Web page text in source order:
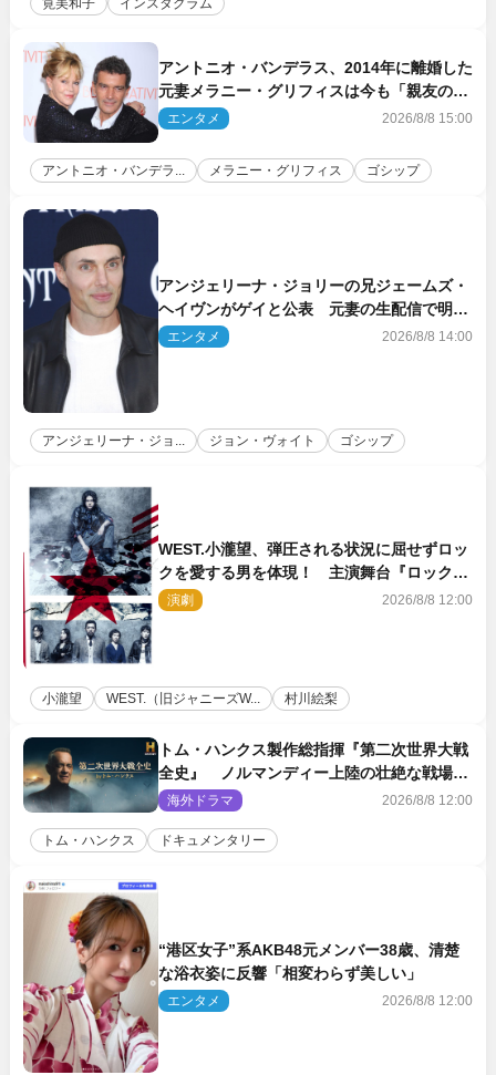
筧美和子 インスタグラム
アントニオ・バンデラス、2014年に離婚した
元妻メラニー・グリフィスは今も「親友の一
人」
エンタメ 2026/8/8 15:00
アントニオ・バンデラ... メラニー・グリフィス ゴシップ
アンジェリーナ・ジョリーの兄ジェームズ・
ヘイヴンがゲイと公表 元妻の生配信で明ら
かに
エンタメ 2026/8/8 14:00
アンジェリーナ・ジョ... ジョン・ヴォイト ゴシップ
WEST.小瀧望、弾圧される状況に屈せずロッ
クを愛する男を体現！ 主演舞台『ロックン
ロール』ビジュアル解禁
演劇 2026/8/8 12:00
小瀧望 WEST.（旧ジャニーズW... 村川絵梨
トム・ハンクス製作総指揮『第二次世界大戦
全史』 ノルマンディー上陸の壮絶な戦場を
収めた特別映像解禁
海外ドラマ 2026/8/8 12:00
トム・ハンクス ドキュメンタリー
“港区女子”系AKB48元メンバー38歳、清楚
な浴衣姿に反響「相変わらず美しい」
エンタメ 2026/8/8 12:00